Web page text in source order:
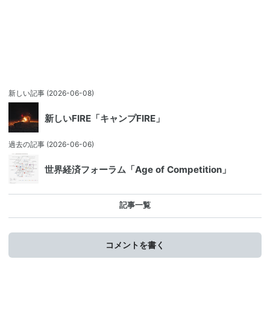
新しい記事 (2026-06-08)
新しいFIRE「キャンプFIRE」
過去の記事 (2026-06-06)
世界経済フォーラム「Age of Competition」
記事一覧
コメントを書く